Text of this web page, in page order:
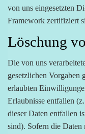
von uns eingesetzten
Framework zertifiziert
Löschung
Die von uns
gesetzlichen Vorgaben
erlaubten
Erlaubnisse entfallen
dieser Daten entfallen
sind). Sofern die